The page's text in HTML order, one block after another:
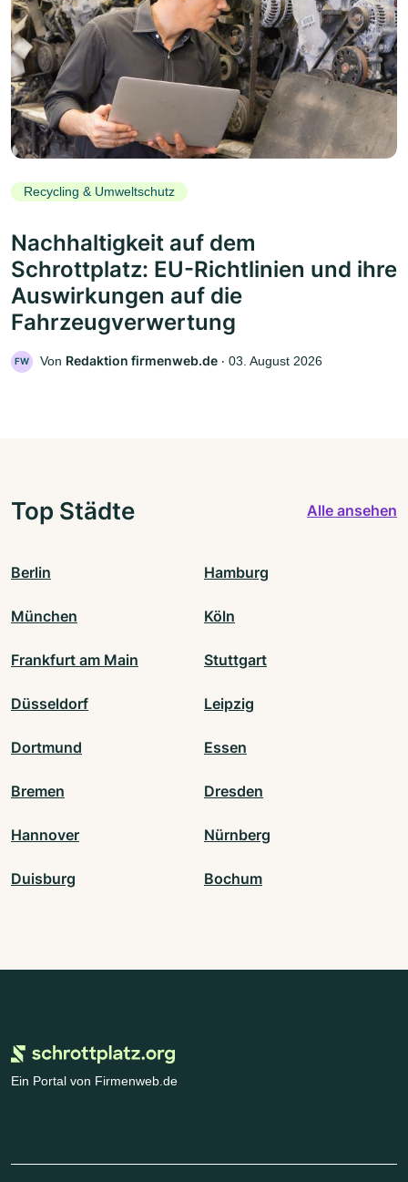
Recycling & Umweltschutz
Nachhaltigkeit auf dem
Schrottplatz: EU-Richtlinien und ihre
Auswirkungen auf die
Fahrzeugverwertung
FW Von Redaktion firmenweb.de ‧ 03. August 2026
Top Städte Alle ansehen
Berlin Hamburg
München Köln
Frankfurt am Main Stuttgart
Düsseldorf Leipzig
Dortmund Essen
Bremen Dresden
Hannover Nürnberg
Duisburg Bochum
Ein Portal von Firmenweb.de